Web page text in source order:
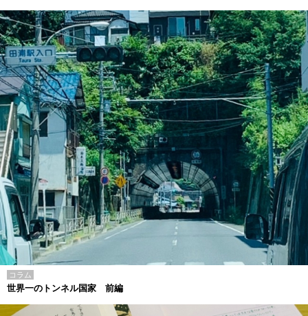
コラム
世界一のトンネル国家 前編